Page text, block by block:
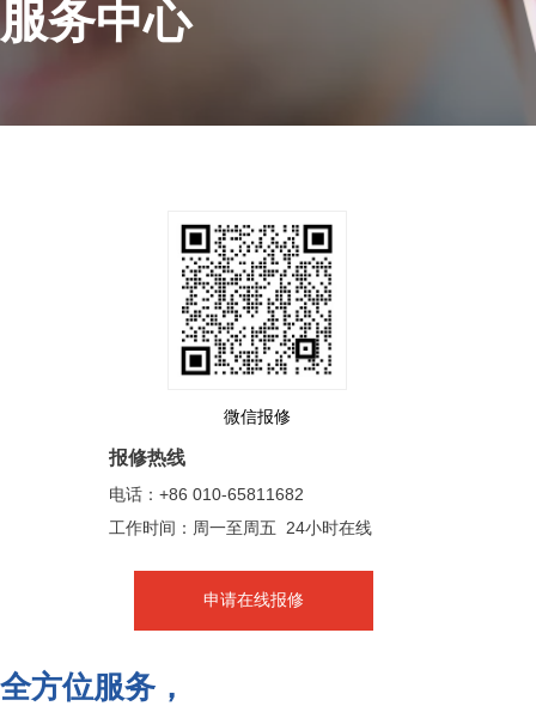
服务中心
全方位服务，
微信报修
报修热线
电话：+86 010-65811682
工作时间：周一至周五 24小时在线
申请在线报修